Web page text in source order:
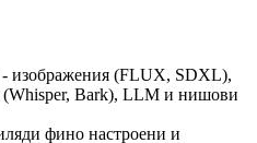
- изображения (FLUX, SDXL),
(Whisper, Bark), LLM и нишови
фино настроени и